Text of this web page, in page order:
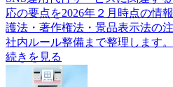
応の要点を2026年２月時点の情
護法・著作権法・景品表示法の
社内ルール整備まで整理します。
続きを見る